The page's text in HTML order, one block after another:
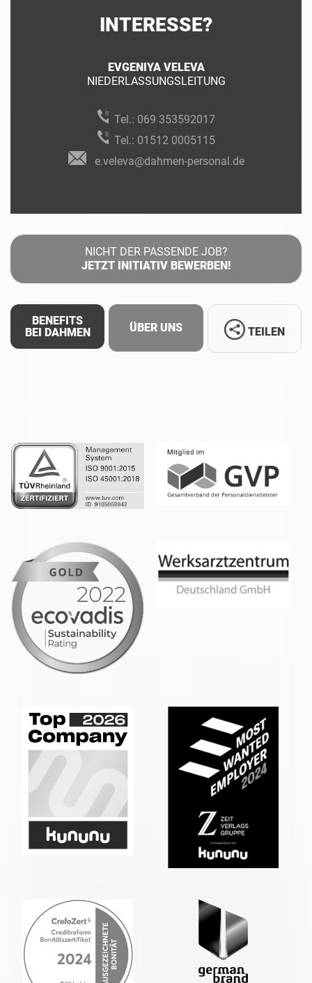
INTERESSE?
EVGENIYA VELEVA
NIEDERLASSUNGSLEITUNG
Tel.: 069 353592017
Tel.: 01512 0005115
e.veleva@dahmen-personal.de
NICHT DER PASSENDE JOB?
JETZT INITIATIV BEWERBEN!
BENEFITS
BEI DAHMEN
ÜBER UNS TEILEN